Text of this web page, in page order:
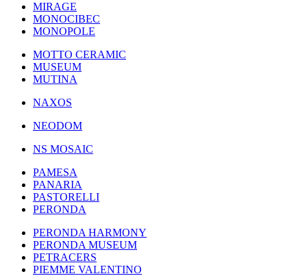
MIRAGE
MONOCIBEC
MONOPOLE
MOTTO CERAMIC
MUSEUM
MUTINA
NAXOS
NEODOM
NS MOSAIC
PAMESA
PANARIA
PASTORELLI
PERONDA
PERONDA HARMONY
PERONDA MUSEUM
PETRACERS
PIEMME VALENTINO